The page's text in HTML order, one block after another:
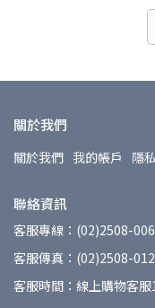
關於我們
關於我們 我的帳戶 隱
聯絡資訊
客服專線：(02)2508-
客服傳真：(02)2508-
客服時間：線上購物客